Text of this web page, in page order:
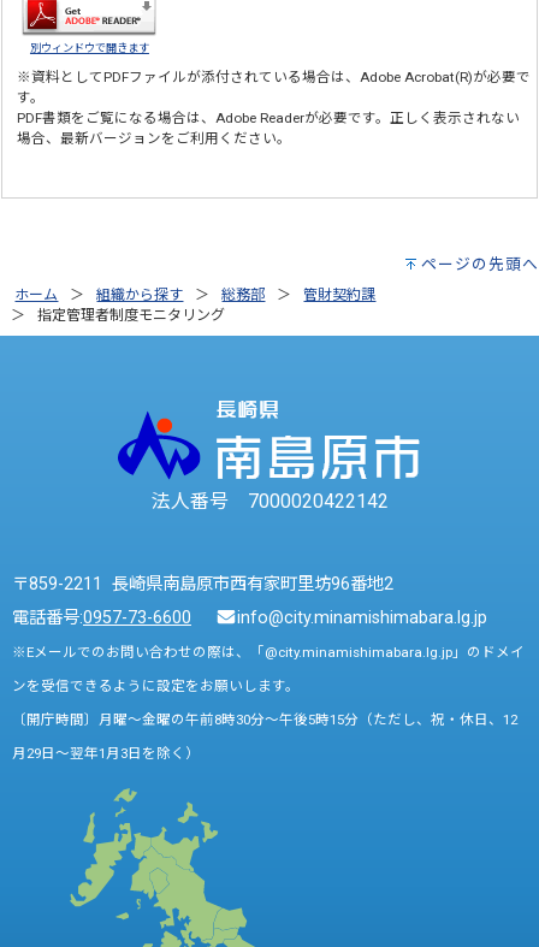
別ウィンドウで開きます
※資料としてPDFファイルが添付されている場合は、Adobe Acrobat(R)が必要で
す。
PDF書類をご覧になる場合は、Adobe Readerが必要です。正しく表示されない
場合、最新バージョンをご利用ください。
ページの先頭へ
ホーム 組織から探す 総務部
管財契約課
指定管理者制度モニタリング
法人番号 7000020422142
〒859-2211 長崎県南島原市西有家町里坊96番地2
電話番号:0957-73-6600 info@city.minamishimabara.lg.jp
※Eメールでのお問い合わせの際は、「@city.minamishimabara.lg.jp」のドメイ
ンを受信できるように設定をお願いします。
〔開庁時間〕月曜～金曜の午前8時30分～午後5時15分（ただし、祝・休日、12
月29日～翌年1月3日を除く）